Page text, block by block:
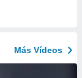
Más Vídeos